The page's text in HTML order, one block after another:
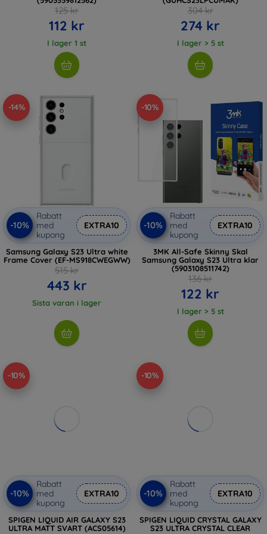
125 kr
112 kr
I lager 1 st
304 kr
274 kr
I lager > 5 st
-14%
-10%
Rabatt
med
kupong
EXTRA10
Samsung Galaxy S23 Ultra white
Frame Cover (EF-MS918CWEGWW)
515 kr
443 kr
Sista varan i lager
-10%
-10%
Rabatt
med
kupong
EXTRA10
3MK All-Safe Skinny Skal
Samsung Galaxy S23 Ultra klar
(5903108511742)
136 kr
122 kr
I lager > 5 st
-10%
-10%
Rabatt
med
kupong
EXTRA10
SPIGEN LIQUID AIR GALAXY S23
ULTRA MATT SVART (ACS05614)
-10%
-10%
Rabatt
med
kupong
EXTRA10
SPIGEN LIQUID CRYSTAL GALAXY
S23 ULTRA CRYSTAL CLEAR